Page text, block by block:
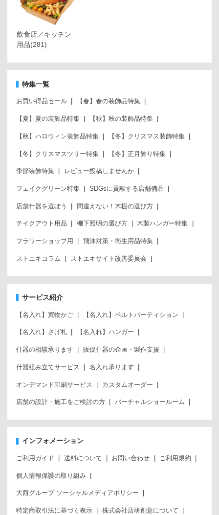
飲食店／キッチン
用品(281)
特集一覧
お買い得品セール 【春】春の装飾品特集
【夏】夏の装飾品特集 【秋】秋の装飾品特集
【秋】ハロウィン装飾品特集 【冬】クリスマス装飾特集
【冬】クリスマスツリー特集 【冬】正月飾り特集
季節装飾特集 レビュー投稿しませんか
フェイクグリーン特集 SDGsに貢献する店舗備品
店舗什器を選ぼう 間違えない！木棚の選び方
テイクアウト用品 棚下照明の選び方 木製ハンガー特集
フラワーショップ用 飛沫対策・衛生用品特集
ストエキコラム ストエキサイト改善委員会
サービス紹介
【名入れ】買物かご 【名入れ】ベルトパーティション
【名入れ】さげ札 【名入れ】ハンガー
什器の相談承ります 販促什器の企画・製作支援
什器組み立てサービス 名入れ承ります
オンデマンド印刷サービス カスタムオーダー
店舗の設計・施工をご検討の方 バーチャルショールーム
インフォメーション
ご利用ガイド 送料について お問い合わせ ご利用規約
個人情報保護の取り組み
大西グループ ソーシャルメディアポリシー
特定商取引法に基づく表示 株式会社店研創意について